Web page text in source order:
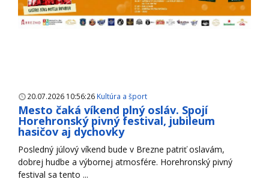
20.07.2026 10:56:26 Kultúra a šport
Mesto čaká víkend plný osláv. Spojí
Horehronský pivný festival, jubileum
hasičov aj dychovky
Posledný júlový víkend bude v Brezne patriť oslavám,
dobrej hudbe a výbornej atmosfére. Horehronský pivný
festival sa tento ...